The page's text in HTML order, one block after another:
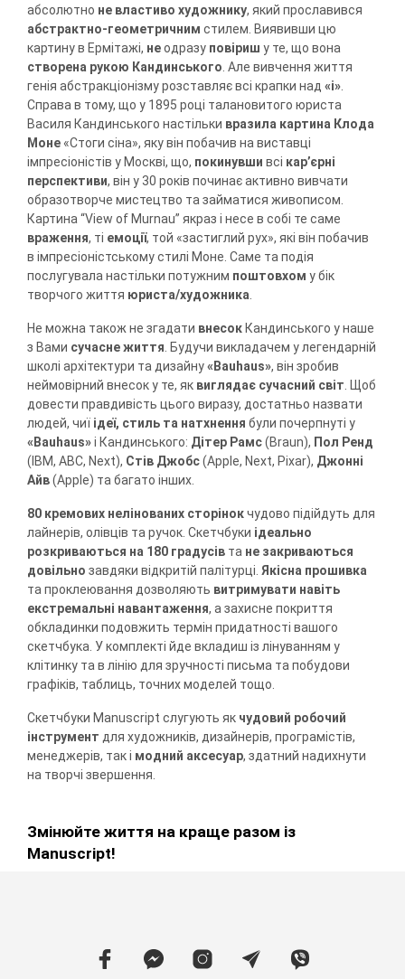
абсолютно не властиво художнику, який прославився
абстрактно-геометричним стилем. Виявивши цю
картину в Ермітажі, неодразу повіриш у те, що вона
створена рукою Кандинського. Але вивчення життя
генія абстракціонізму розставляє всі крапки над «і».
Справа в тому, що у 1895 році талановитого юриста
Василя Кандинського настільки вразила картина Клода
Моне «Стоги сіна», яку він побачив на виставці
імпресіоністів у Москві, що, покинувши всі кар’єрні
перспективи, він у 30 років починає активно вивчати
образотворче мистецтво та займатися живописом.
Картина “View of Murnau” якраз і несе в собі те саме
враження, ті емоції, той «застиглий рух», які він побачив
в імпресіоністському стилі Моне. Саме та подія
послугувала настільки потужним поштовхом у бік
творчого життя юриста/художника.
Не можна також не згадати внесок Кандинського у наше
з Вами сучасне життя. Будучи викладачем у легендарній
школі архітектури та дизайну«Bauhaus», він зробив
неймовірний внесок у те, як виглядає сучасний світ. Щоб
довести правдивість цього виразу, достатньо назвати
людей, чиї ідеї, стиль та натхнення були почерпнуті у
«Bauhaus»і Кандинського: Дітер Рамс(Braun), Пол Ренд
(IBM, ABC, Next), Стів Джобс(Apple, Next, Pixar), Джонні
Айв(Apple) та багато інших.
80 кремових нелінованих сторінокчудово підійдуть для
лайнерів, олівців та ручок. Скетчбуки ідеально
розкриваються на 180 градусів та не закриваються
довільно завдяки відкритій палітурці. Якісна прошивка
та проклеювання дозволяють витримувати навіть
екстремальні навантаження, а захисне покриття
обкладинки подовжить термін придатності вашого
скетчбука. У комплекті йде вкладиш із лінуванням у
клітинку та в лінію для зручності письма та побудови
графіків, таблиць, точних моделей тощо.
Скетчбуки Manuscript слугують як чудовий робочий
інструмент для художників, дизайнерів, програмістів,
менеджерів, так і модний аксесуар, здатний надихнути
на творчі звершення.
Змінюйте життя на краще разом із
Manuscript!